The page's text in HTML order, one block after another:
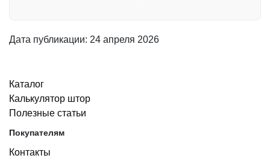
Дата публикации: 24 апреля 2026
Каталог
Калькулятор штор
Полезные статьи
Покупателям
Контакты